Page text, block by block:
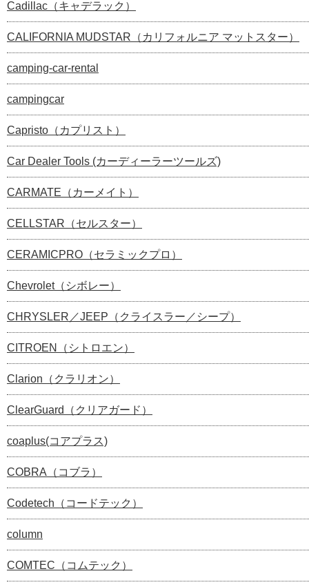
Cadillac（キャデラック）
CALIFORNIA MUDSTAR（カリフォルニア マットスター）
camping-car-rental
campingcar
Capristo（カプリスト）
Car Dealer Tools (カーディーラーツールズ)
CARMATE（カーメイト）
CELLSTAR（セルスター）
CERAMICPRO（セラミックプロ）
Chevrolet（シボレー）
CHRYSLER／JEEP（クライスラー／シープ）
CITROEN（シトロエン）
Clarion（クラリオン）
ClearGuard（クリアガード）
coaplus(コアプラス)
COBRA（コブラ）
Codetech（コードテック）
column
COMTEC（コムテック）